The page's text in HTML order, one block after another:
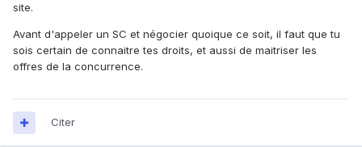
site.
Avant d'appeler un SC et négocier quoique ce soit, il faut que tu
sois certain de connaitre tes droits, et aussi de maitriser les
offres de la concurrence.
Citer